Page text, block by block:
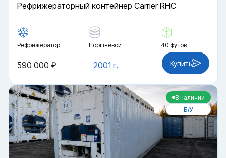
Рефрижераторный контейнер Carrier RHC
Рефрижератор Поршневой 40 футов
2001 г.
590 000 ₽ Купить
В наличии
Б/У